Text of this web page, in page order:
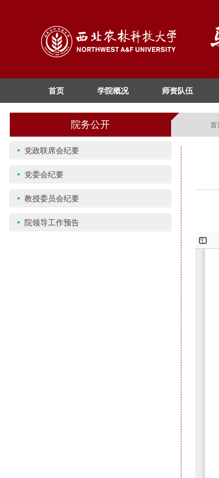
首页 学院概况 师资队伍
院务公开 首
党政联席会纪要
党委会纪要
教授委员会纪要
院领导工作预告